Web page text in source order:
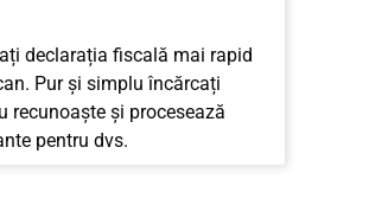
declarația fiscală mai rapid
Pur și simplu încărcați
recunoaște și procesează
pentru dvs.